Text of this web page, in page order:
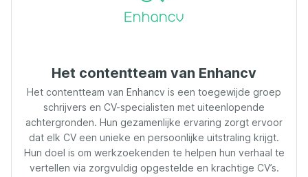
Het contentteam van Enhancv
Het contentteam van Enhancv is een toegewijde groep
schrijvers en CV-specialisten met uiteenlopende
achtergronden. Hun gezamenlijke ervaring zorgt ervoor
dat elk CV een unieke en persoonlijke uitstraling krijgt.
Hun doel is om werkzoekenden te helpen hun verhaal te
vertellen via zorgvuldig opgestelde en krachtige CV’s.